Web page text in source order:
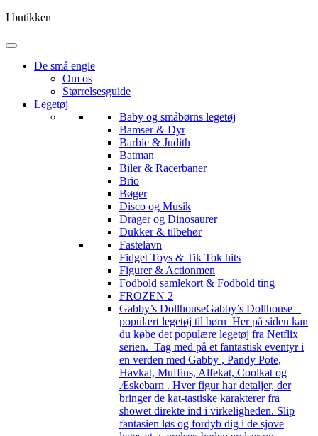
I butikken
De små engle
Om os
Størrelsesguide
Legetøj
Baby og småbørns legetøj
Bamser & Dyr
Barbie & Judith
Batman
Biler & Racerbaner
Brio
Bøger
Disco og Musik
Drager og Dinosaurer
Dukker & tilbehør
Fastelavn
Fidget Toys & Tik Tok hits
Figurer & Actionmen
Fodbold samlekort & Fodbold ting
FROZEN 2
Gabby’s DollhouseGabby’s Dollhouse –
populært legetøj til børn Her på siden kan
du købe det populære legetøj fra Netflix
serien. Tag med på et fantastisk eventyr i
en verden med Gabby , Pandy Pote,
Havkat, Muffins, Alfekat, Coolkat og
Æskebarn . Hver figur har detaljer, der
bringer de kat-tastiske karakterer fra
showet direkte ind i virkeligheden. Slip
fantasien løs og fordyb dig i de sjove